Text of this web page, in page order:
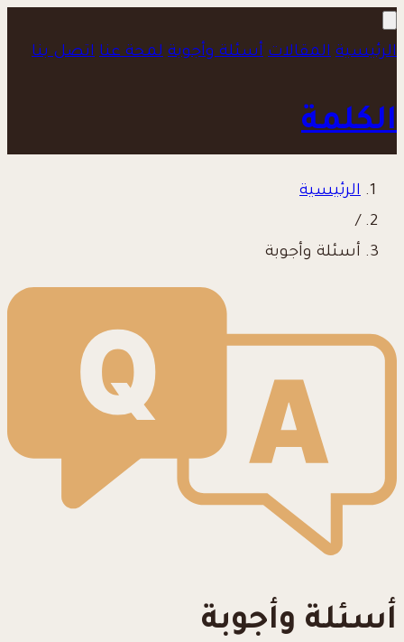
الرئيسية المقالات أسئلة وأجوبة لمحة عنا اتصل بنا
الكلمة
الرئيسية
/
أسئلة وأجوبة
أسئلة وأجوبة